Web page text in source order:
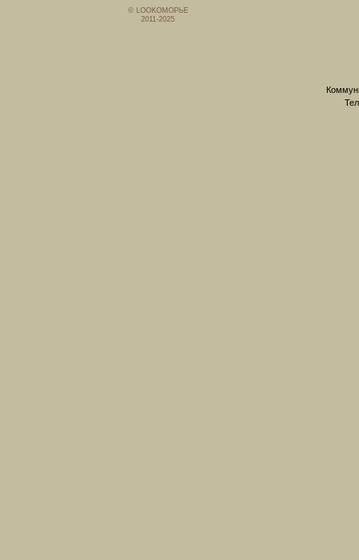
© LOOKОМОРЬЕ
2011-2025